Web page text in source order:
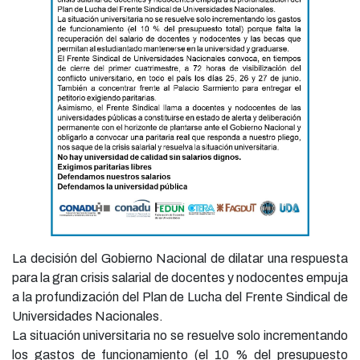
La decisión del Gobierno Nacional de dilatar una respuesta
para la gran crisis salarial de docentes y nodocentes empuja
a la profundización del Plan de Lucha del Frente Sindical de
Universidades Nacionales.
La situación universitaria no se resuelve solo incrementando
los gastos de funcionamiento (el 10 % del presupuesto